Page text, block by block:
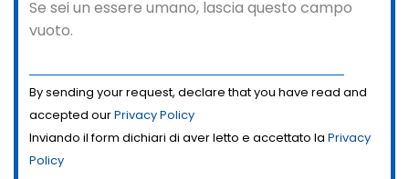
Se sei un essere umano, lascia questo campo
vuoto.
By sending your request, declare that you have read and
accepted ourPrivacy Policy
Inviando il form dichiari di aver letto e accettato la Privacy
Policy